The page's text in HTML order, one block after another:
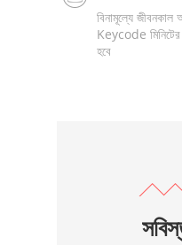
বিনামূল্যে
Keycode মিনিটের
হবে